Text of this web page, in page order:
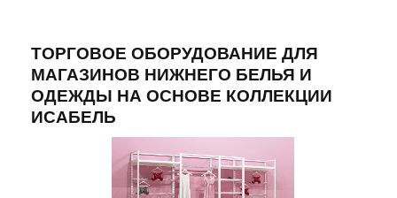
ТОРГОВОЕ ОБОРУДОВАНИЕ ДЛЯ
МАГАЗИНОВ НИЖНЕГО БЕЛЬЯ И
ОДЕЖДЫ НА ОСНОВЕ КОЛЛЕКЦИИ
ИСАБЕЛЬ